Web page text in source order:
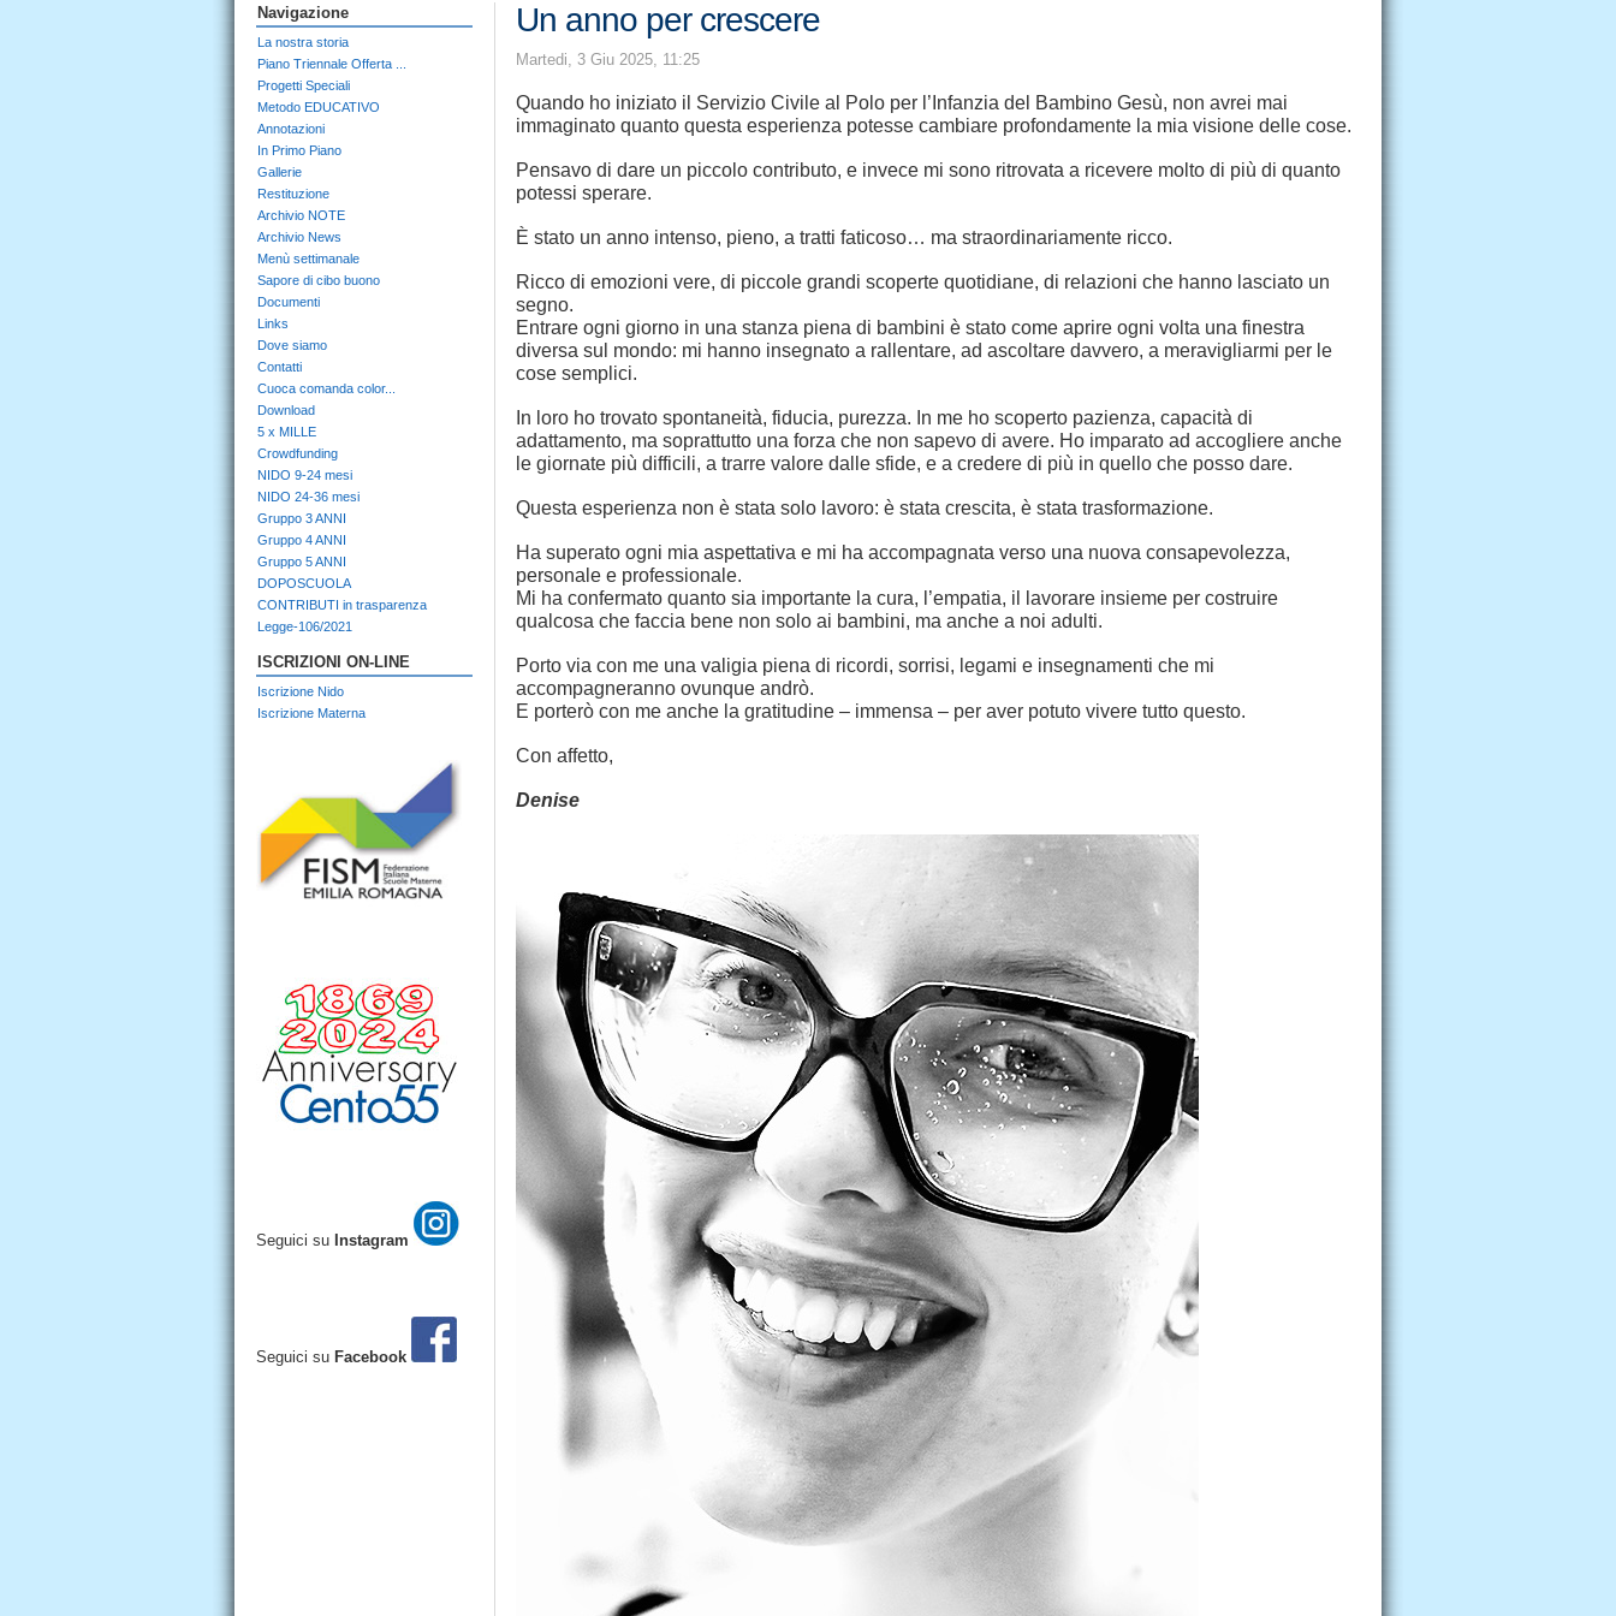
Un anno per crescere
Martedi, 3 Giu 2025, 11:25
Quando ho iniziato il Servizio Civile al Polo per l’Infanzia del Bambino Gesù, non avrei mai
immaginato quanto questa esperienza potesse cambiare profondamente la mia visione delle cose.
Pensavo di dare un piccolo contributo, e invece mi sono ritrovata a ricevere molto di più di quanto
potessi sperare.
È stato un anno intenso, pieno, a tratti faticoso… ma straordinariamente ricco.
Ricco di emozioni vere, di piccole grandi scoperte quotidiane, di relazioni che hanno lasciato un
segno.
Entrare ogni giorno in una stanza piena di bambini è stato come aprire ogni volta una finestra
diversa sul mondo: mi hanno insegnato a rallentare, ad ascoltare davvero, a meravigliarmi per le
cose semplici.
In loro ho trovato spontaneità, fiducia, purezza. In me ho scoperto pazienza, capacità di
adattamento, ma soprattutto una forza che non sapevo di avere. Ho imparato ad accogliere anche
le giornate più difficili, a trarre valore dalle sfide, e a credere di più in quello che posso dare.
Questa esperienza non è stata solo lavoro: è stata crescita, è stata trasformazione.
Ha superato ogni mia aspettativa e mi ha accompagnata verso una nuova consapevolezza,
personale e professionale.
Mi ha confermato quanto sia importante la cura, l’empatia, il lavorare insieme per costruire
qualcosa che faccia bene non solo ai bambini, ma anche a noi adulti.
Porto via con me una valigia piena di ricordi, sorrisi, legami e insegnamenti che mi
accompagneranno ovunque andrò.
E porterò con me anche la gratitudine – immensa – per aver potuto vivere tutto questo.
Con affetto,
Denise
Navigazione
La nostra storia
Piano Triennale Offerta ...
Progetti Speciali
Metodo EDUCATIVO
Annotazioni
In Primo Piano
Gallerie
Restituzione
Archivio NOTE
Archivio News
Menù settimanale
Sapore di cibo buono
Documenti
Links
Dove siamo
Contatti
Cuoca comanda color...
Download
5 x MILLE
Crowdfunding
NIDO 9-24 mesi
NIDO 24-36 mesi
Gruppo 3 ANNI
Gruppo 4 ANNI
Gruppo 5 ANNI
DOPOSCUOLA
CONTRIBUTI in trasparenza
Legge-106/2021
ISCRIZIONI ON-LINE
Iscrizione Nido
Iscrizione Materna
Seguici su Instagram
Seguici su Facebook